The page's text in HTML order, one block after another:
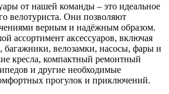
от нашей команды – это идеальное
велотуриста. Они позволяют
верным и надёжным образом.
ассортимент аксессуаров, включая
багажники, велозамки, насосы, фары и
кресла, компактный ремонтный
и другие необходимые
прогулок и приключений.